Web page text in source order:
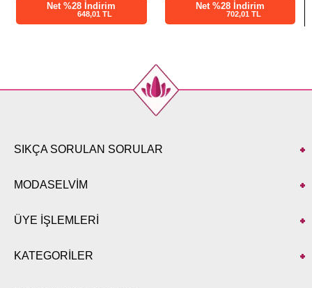
Net %28 İndirim
702,01 TL
Net %76 İndirim
629,00 TL
SIKÇA SORULAN SORULAR
MODASELVİM
ÜYE İŞLEMLERİ
KATEGORİLER